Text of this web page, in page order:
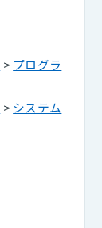
> プログラ
> システム